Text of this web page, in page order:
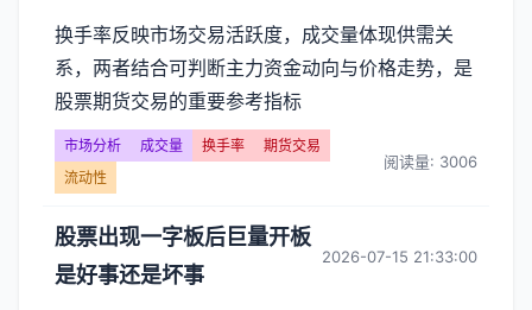
换手率反映市场交易活跃度，成交量体现供需关
系，两者结合可判断主力资金动向与价格走势，是
股票期货交易的重要参考指标
市场分析 成交量 换手率
期货交易
流动性
阅读量: 3006
股票出现一字板后巨量开板
是好事还是坏事
2026-07-15 21:33:00